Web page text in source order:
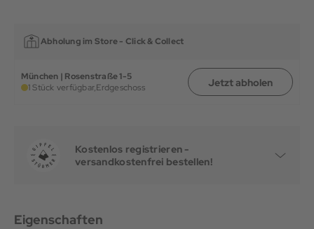
Abholung im Store - Click & Collect
München | Rosenstraße 1-5
1 Stück verfügbar,Erdgeschoss Jetzt abholen
Kostenlos registrieren -
versandkostenfrei bestellen!
Eigenschaften